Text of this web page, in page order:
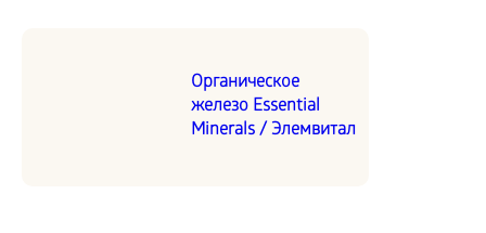
Органическое
железо Essential
Minerals / Элемвитал